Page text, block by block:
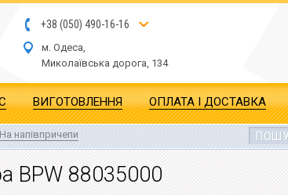
+38 (050) 490-16-16
м. Одеса,
Миколаївська дорога, 134
ВИГОТОВЛЕННЯ ОПЛАТА І ДОСТАВКА
На напівпричепи
BPW 88035000